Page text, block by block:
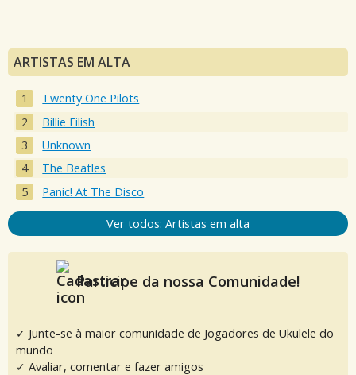
ARTISTAS EM ALTA
Twenty One Pilots
Billie Eilish
Unknown
The Beatles
Panic! At The Disco
Ver todos: Artistas em alta
Participe da nossa Comunidade!
✓ Junte-se à maior comunidade de Jogadores de Ukulele do
mundo
✓ Avaliar, comentar e fazer amigos